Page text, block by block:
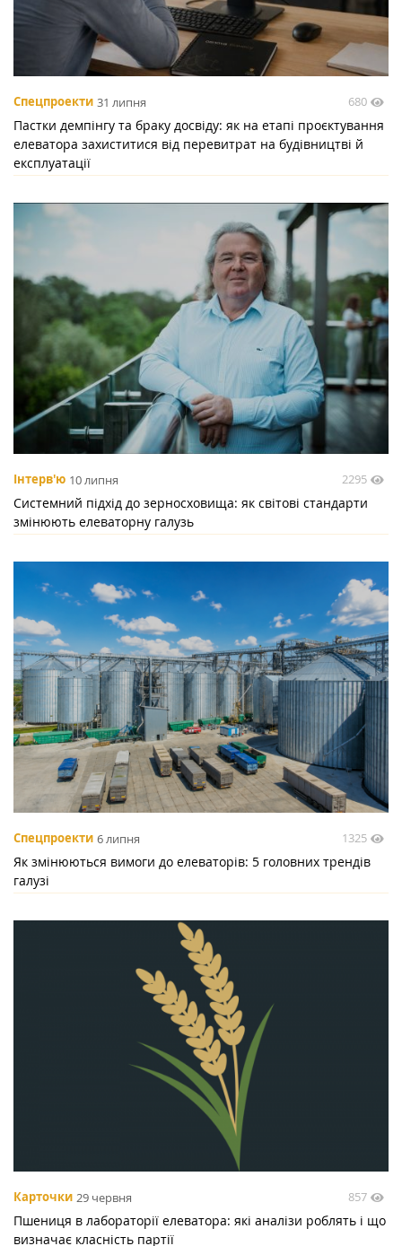
Спецпроекти 31 липня 680
Пастки демпінгу та браку досвіду: як на етапі проєктування
елеватора захиститися від перевитрат на будівництві й
експлуатації
Інтерв'ю 10 липня 2295
Системний підхід до зерносховища: як світові стандарти
змінюють елеваторну галузь
Спецпроекти 6 липня 1325
Як змінюються вимоги до елеваторів: 5 головних трендів
галузі
Карточки 29 червня 857
Пшениця в лабораторії елеватора: які аналізи роблять і що
визначає класність партії